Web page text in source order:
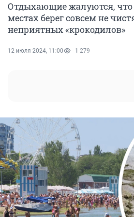
Отдыхающие жалуются, что
местах берег совсем не
неприятных «крокодилов»
12 июля 2024, 11:00 1 279